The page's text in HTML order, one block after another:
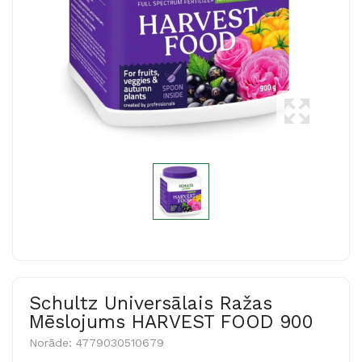
Schultz Universālais Ražas
Mēslojums HARVEST FOOD 900
Norāde: 4779030510679